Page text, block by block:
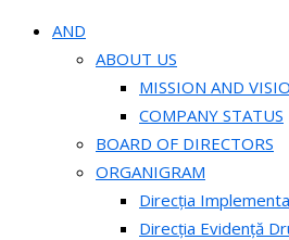
AND
ABOUT US
MISSION AND
COMPANY STATUS
BOARD OF DIRECTORS
ORGANIGRAM
Direcția
Direcția Evidență